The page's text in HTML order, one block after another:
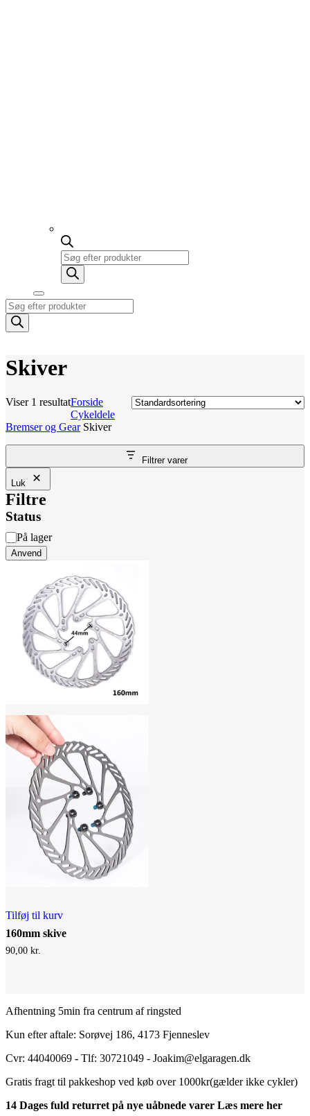
Products
search
Products
search
Skiver
Viser 1 resultatForside
Cykeldele
Bremser og Gear Skiver
Filtrer varer
Luk
Filtre
Status
Status
På lager
Anvend
Tilføj til kurv
160mm skive
90,00 kr.
Afhentning 5min fra centrum af ringsted
Kun efter aftale: Sorøvej 186, 4173 Fjenneslev
Cvr: 44040069 - Tlf: 30721049 - Joakim@elgaragen.dk
Gratis fragt til pakkeshop ved køb over 1000kr(gælder ikke cykler)
14 Dages fuld returret på nye uåbnede varer Læs mere her